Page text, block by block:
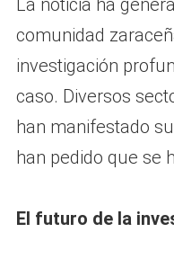
La noticia ha
comunidad
investigación
caso. Diversos
han manifestado
han pedido que se
El futuro de la